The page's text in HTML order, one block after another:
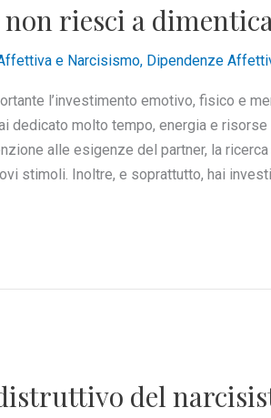
non riesci a
e Narcisismo, Dipendenze
l’investimento emotivo, fisico e
dedicato molto tempo, energia e
alle esigenze del partner, la
stimoli. Inoltre, e soprattutto, hai
del